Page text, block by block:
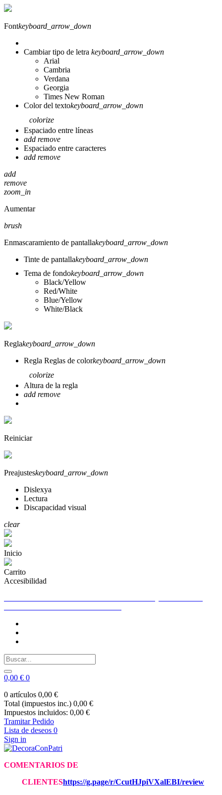
Fontkeyboard_arrow_down
Cambiar tipo de letra keyboard_arrow_down
Arial
Cambria
Verdana
Georgia
Times New Roman
Color del textokeyboard_arrow_down
colorize
Espaciado entre líneas
add remove
Espaciado entre caracteres
add remove
add
remove
zoom_in
Aumentar
brush
Enmascaramiento de pantallakeyboard_arrow_down
Tinte de pantallakeyboard_arrow_down
Tema de fondokeyboard_arrow_down
Black/Yellow
Red/White
Blue/Yellow
White/Black
Reglakeyboard_arrow_down
Regla Reglas de colorkeyboard_arrow_down
colorize
Altura de la regla
add remove
Reiniciar
Preajusteskeyboard_arrow_down
Dislexya
Lectura
Discapacidad visual
clear
Inicio
Carrito
Accesibilidad
0,00 € 0
0 artículos 0,00 €
Total (impuestos inc.) 0,00 €
Impuestos incluidos: 0,00 €
Tramitar Pedido
Lista de deseos 0
Sign in
COMENTARIOS DE
CLIENTEShttps://g.page/r/CcutHJpiVXalEBI/review